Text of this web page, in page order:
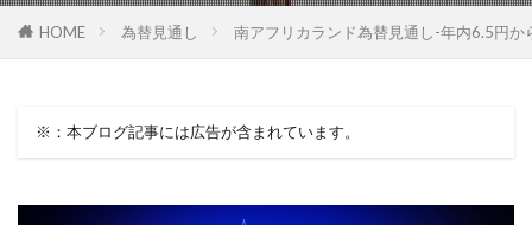
HOME 為替見通し 南アフリカランド為替見通し-年内6.5円
※：本ブログ記事には広告が含まれています。